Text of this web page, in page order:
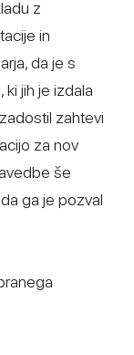
z
in
da je s
jih je izdala
zahtevi
za nov
še
ga je pozval